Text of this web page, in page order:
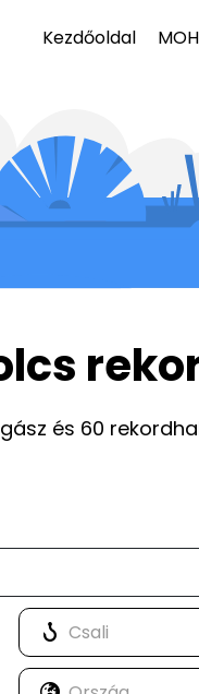
Kezdőoldal
és 60